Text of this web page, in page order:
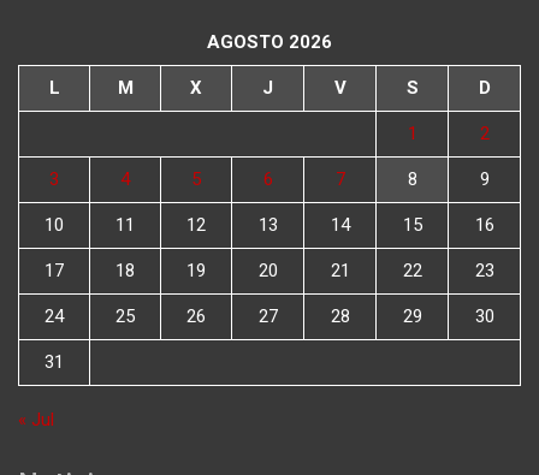
AGOSTO 2026
L M X J V S D
1 2
3 4 5 6 7 8 9
10 11 12 13 14 15 16
17 18 19 20 21 22 23
24 25 26 27 28 29 30
31
« Jul